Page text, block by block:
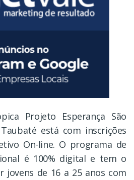
Projeto Esperança São
está com inscrições
On-line. O programa de
é 100% digital e tem o
jovens de 16 a 25 anos com